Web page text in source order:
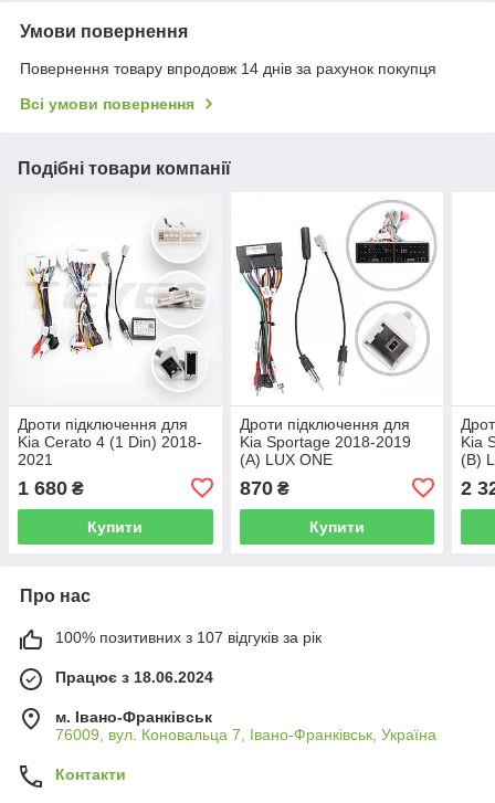
Умови повернення
Повернення товару впродовж 14 днів за рахунок покупця
Всі умови повернення
Подібні товари компанії
Дроти підключення для
Kia Cerato 4 (1 Din) 2018-
2021
1 680 ₴
Купити
Дроти підключення для
Kia Sportage 2018-2019
(A) LUX ONE
870₴
Купити
Kia
(B)
2
Про нас
100% позитивних з 107 відгуків за рік
Працює з 18.06.2024
м. Івано-Франківськ
76009, вул. Коновальца 7, Івано-Франківськ, Україна
Контакти